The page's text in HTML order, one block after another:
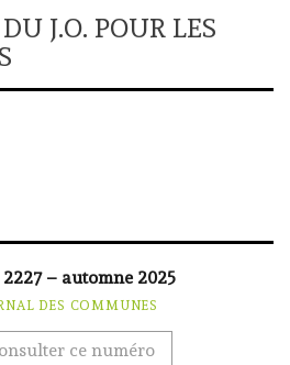
J.O. POUR LES
2227 – automne 2025
DES COMMUNES
ce numéro